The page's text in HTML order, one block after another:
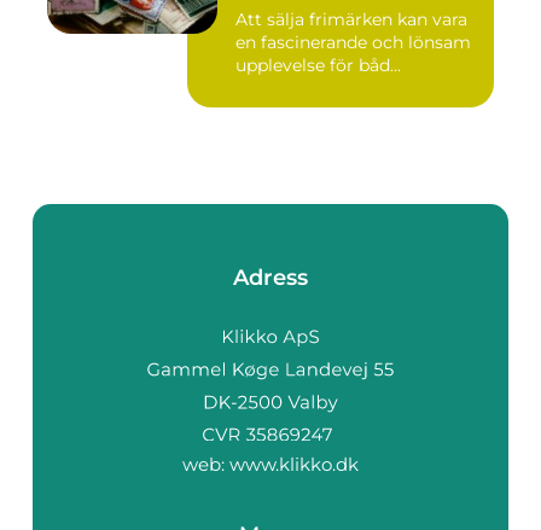
Att sälja frimärken kan vara
en fascinerande och lönsam
upplevelse för båd...
Adress
web: www.klikko.dk